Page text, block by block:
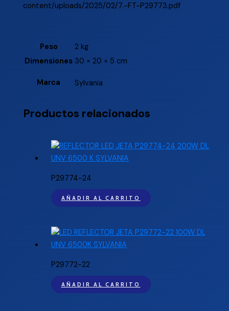
content/uploads/2025/02/7.-FT-P29773.pdf
Peso
2 kg
Dimensiones 30 × 20 × 5 cm
Marca Sylvania
Productos relacionados
P29774-24
AÑADIR AL CARRITO
P29772-22
AÑADIR AL CARRITO